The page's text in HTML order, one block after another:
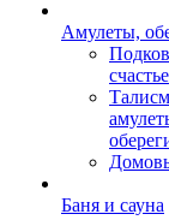
Амулеты,
счастье
Баня и сауна